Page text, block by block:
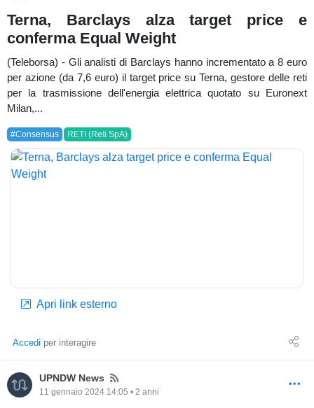
Terna, Barclays alza target price e
conferma Equal Weight
(Teleborsa) - Gli analisti di Barclays hanno incrementato a 8 euro
per azione (da 7,6 euro) il target price su Terna, gestore delle reti
per la trasmissione dell'energia elettrica quotato su Euronext
Milan,...
#Consensus RETI (Reti SpA)
Apri link esterno
Accedi per interagire
UPNDW News News
11 gennaio 2024 14:05 • 2 anni